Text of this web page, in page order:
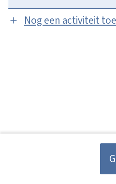
Nog een activiteit